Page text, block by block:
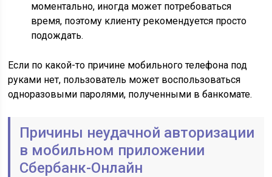
моментально, иногда может потребоваться
время, поэтому клиенту рекомендуется просто
подождать.
Если по какой-то причине мобильного телефона под
руками нет, пользователь может воспользоваться
одноразовыми паролями, полученными в банкомате.
Причины неудачной авторизации
в мобильном приложении
Сбербанк-Онлайн